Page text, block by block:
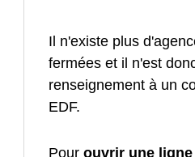
Il n'existe plus
fermées et il n'est
renseignement à un
EDF.
Pour ouvrir une